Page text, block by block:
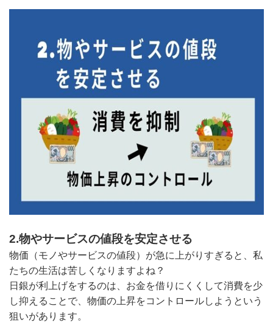
2.物やサービスの値段を安定させる
物価（モノやサービスの値段）が急に上がりすぎると、私
たちの生活は苦しくなりますよね？
日銀が利上げをするのは、お金を借りにくくして消費を少
し抑えることで、物価の上昇をコントロールしようという
狙いがあります。